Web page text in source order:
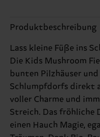
Produktbeschreibung
Lass kleine Füße ins
Die Kids Mushroom
bunten Pilzhäuser
Schlumpfdorfs direkt
voller Charme und
Streich. Das fröhliche
einen Hauch Magie,